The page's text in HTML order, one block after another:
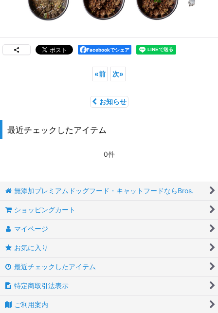
Facebookでシェア
«前 次»
お知らせ
最近チェックしたアイテム
0件
無添加プレミアムドッグフード・キャットフードならBros.
ショッピングカート
マイページ
お気に入り
最近チェックしたアイテム
特定商取引法表示
ご利用案内